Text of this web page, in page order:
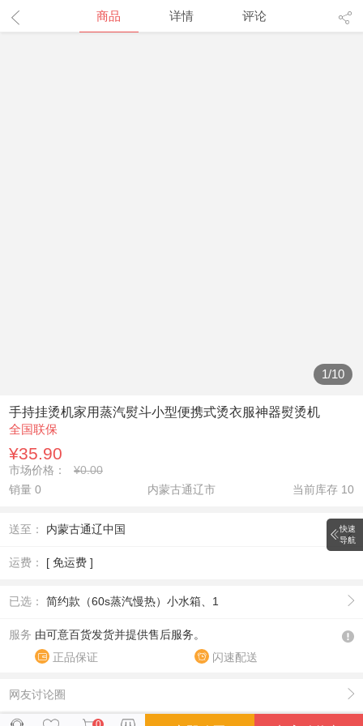
商品 详情 评论
1/10
手持挂烫机家用蒸汽熨斗小型便携式烫衣服神器熨烫机
全国联保
¥35.90
市场价格：
¥0.00
销量 0
内蒙古通辽市 当前库存 10
送至： 内蒙古通辽中国
运费： [ 免运费 ]
已选： 简约款（60s蒸汽慢热）小水箱、1
服务 由可意百货发货并提供售后服务。
正品保证
闪速配送
网友讨论圈
快速
导航